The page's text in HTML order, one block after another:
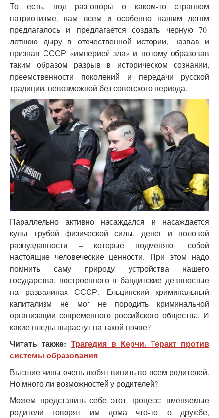
То есть, под разговоры о каком-то странном
патриотизме, нам всем и особенно нашим детям
предлагалось и предлагается создать черную 70-
летнюю дыру в отечественной истории, назвав и
признав СССР «империей зла» и потому образовав
таким образом разрыв в историческом сознании,
преемственности поколений и передачи русской
традиции, невозможной без советского периода.
Параллельно активно насаждался и насаждается
культ грубой физической силы, денег и половой
разнузданности – которые подменяют собой
настоящие человеческие ценности. При этом надо
помнить саму природу устройства нашего
государства, построенного в бандитские девяностые
на развалинах СССР. Ельцинский криминальный
капитализм не мог не породить криминальной
организации современного российского общества. И
какие плоды вырастут на такой почве?
Читать также:Трагедия в Керчи. Теракт против
системы образования
Высшие чины очень любят винить во всем родителей.
Но много ли возможностей у родителей?
Можем представить себе этот процесс: вменяемые
родители говорят им дома что-то о дружбе,